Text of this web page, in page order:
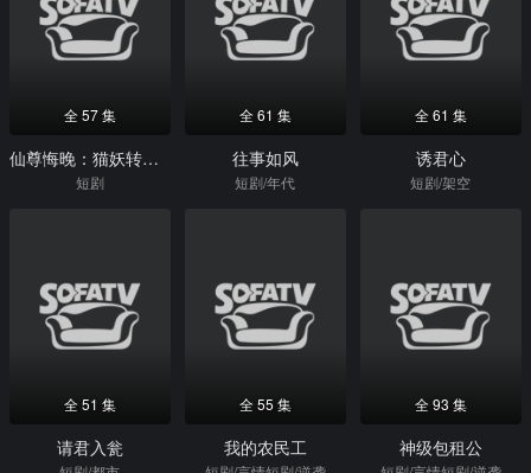
全 57 集
仙尊悔晚：猫妖转身嫁魔尊
短剧
全 61 集
往事如风
短剧/年代
全 61 集
诱君心
短剧/架空
全 51 集
请君入瓮
全 55 集
我的农民工
全 93 集
神级包租公